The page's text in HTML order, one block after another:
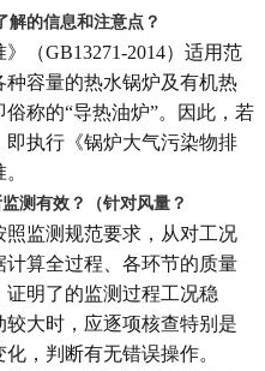
解的信息和注意点？
（GB13271-2014）适用范
容量的热水锅炉及有机热
称的“导热油炉”。因此，若
执行《锅炉大气污染物排
测有效？（针对风量？
监测规范要求，从对工况
算全过程、各环节的质量
明了的监测过程工况稳
大时，应逐项核查特别是
，判断有无错误操作。